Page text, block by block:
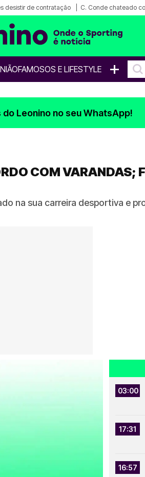
desistir de contratação C. Conde chateado
FAMOSOS E LIFESTYLE +
Leonino no seu WhatsApp!
COM VARANDAS;
na sua carreira desportiva e
03:00
17:31
16:57